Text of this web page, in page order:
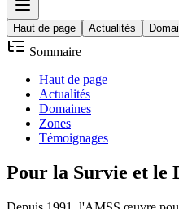
Haut de page Actualités
Sommaire
Haut de page
Actualités
Domaines
Zones
Témoignages
Pour la Survie et le